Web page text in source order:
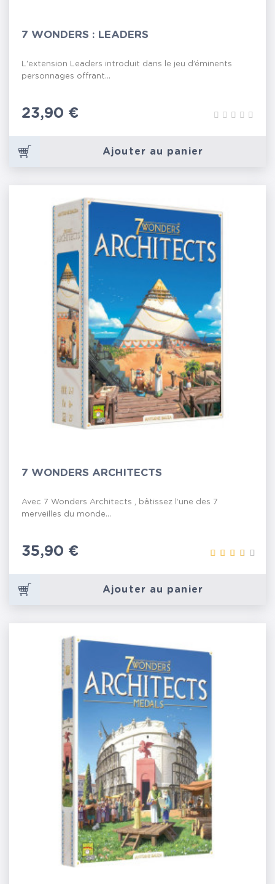
7 WONDERS : LEADERS
L'extension Leaders introduit dans le jeu d’éminents
personnages offrant...
Prix
23,90 €
Ajouter au panier
7 WONDERS ARCHITECTS
Avec 7 Wonders Architects , bâtissez l’une des 7
merveilles du monde...
Prix
35,90 €
Ajouter au panier